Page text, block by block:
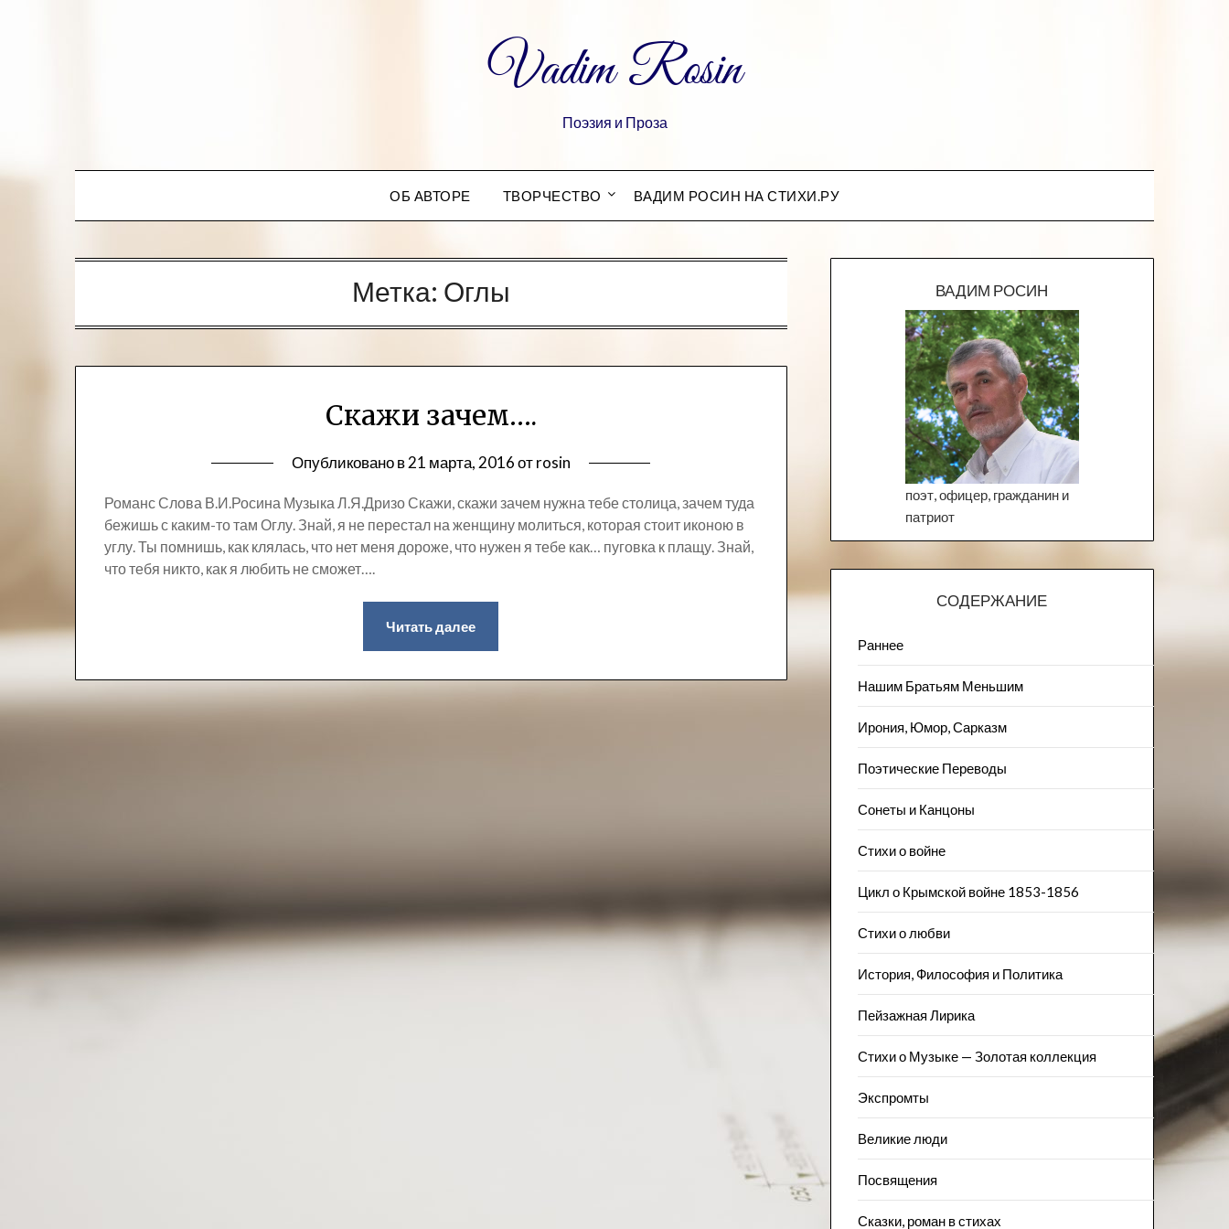
Vadim Rosin
Поэзия и Проза
ОБ АВТОРЕ ТВОРЧЕСТВО ВАДИМ РОСИН НА СТИХИ.РУ
Метка: Оглы
Скажи зачем….
Опубликовано в21 марта, 2016отrosin
Романс Слова В.И.Росина Музыка Л.Я.Дризо Скажи, скажи зачем нужна тебе столица, зачем туда
бежишь с каким-то там Оглу. Знай, я не перестал на женщину молиться, которая стоит иконою в
углу. Ты помнишь, как клялась, что нет меня дороже, что нужен я тебе как… пуговка к плащу. Знай,
что тебя никто, как я любить не сможет….
Читать далее
ВАДИМ РОСИН
поэт, офицер, гражданин и
патриот
СОДЕРЖАНИЕ
Раннее
Нашим Братьям Меньшим
Ирония, Юмор, Сарказм
Поэтические Переводы
Сонеты и Канцоны
Стихи о войне
Цикл о Крымской войне 1853-1856
Стихи о любви
История, Философия и Политика
Пейзажна​я Лирика
Стихи о Музыке — Золотая коллекция
Экспромты
Великие люди
Посвящения
Сказки, роман в стихах